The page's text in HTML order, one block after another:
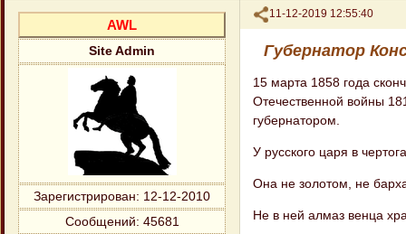
Поделиться
11-12-2019 12:55:40
AWL
Site Admin
Зарегистрирован: 12-12-2010
Сообщений: 45681
Губернатор
15 марта 1858 года
Отечественной войны
губернатором.
У русского царя в
Она не золотом, не
Не в ней алмаз венца